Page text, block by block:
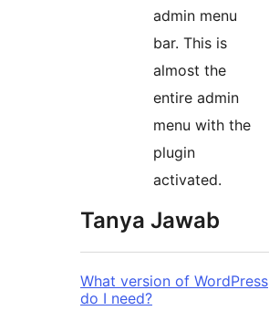
admin menu
bar. This is
almost the
entire admin
menu with the
plugin
activated.
Tanya Jawab
What version of WordPress
do I need?